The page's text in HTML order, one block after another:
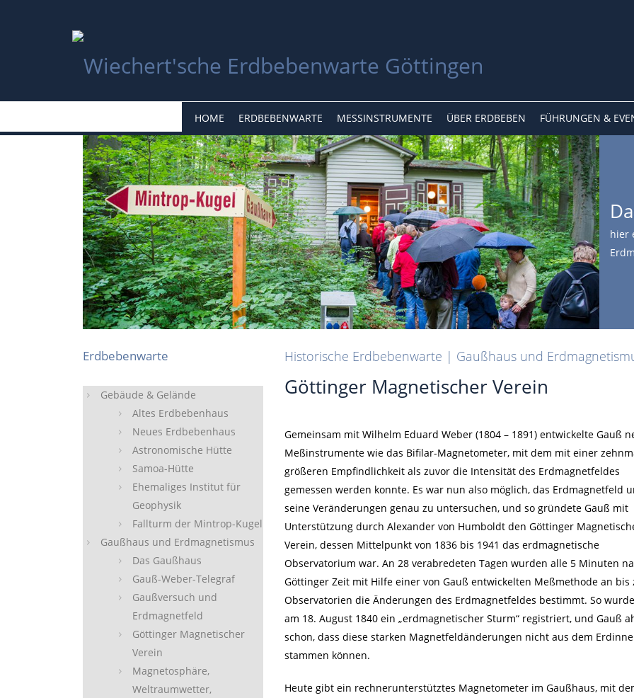
HOME ERDBEBENWARTE MESSINSTRUMENTE ÜBER ERDBEBEN FÜHRUNGEN &
hier
Erdbebenwarte
Gebäude & Gelände
Altes Erdbebenhaus
Neues Erdbebenhaus
Astronomische Hütte
Samoa-Hütte
Ehemaliges Institut für
Geophysik
Fallturm der Mintrop-Kugel
Gaußhaus und Erdmagnetismus
Das Gaußhaus
Gauß-Weber-Telegraf
Gaußversuch und
Erdmagnetfeld
Göttinger Magnetischer
Verein
Magnetosphäre,
Weltraumwetter,
Historische Erdbebenwarte | Gaußhaus und
Göttinger Magnetischer Verein
Gemeinsam mit Wilhelm Eduard Weber (1804 – 1891) entwickelte Gauß
Meßinstrumente wie das Bifilar-Magnetometer, mit dem mit einer
größeren Empfindlichkeit als zuvor die Intensität des Erdmagnetfeldes
gemessen werden konnte. Es war nun also möglich, das Erdmagnetfeld
seine Veränderungen genau zu untersuchen, und so gründete Gauß mit
Unterstützung durch Alexander von Humboldt den Göttinger
Verein, dessen Mittelpunkt von 1836 bis 1941 das erdmagnetische
Observatorium war. An 28 verabredeten Tagen wurden alle 5 Minuten
Göttinger Zeit mit Hilfe einer von Gauß entwickelten Meßmethode an bis
Observatorien die Änderungen des Erdmagnetfeldes bestimmt. So
am 18. August 1840 ein „erdmagnetischer Sturm“ registriert, und Gauß
schon, dass diese starken Magnetfeldänderungen nicht aus dem
stammen können.
Heute gibt ein rechnerunterstütztes Magnetometer im Gaußhaus, mit